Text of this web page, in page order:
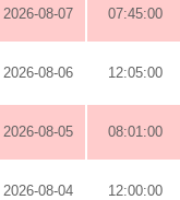
2026-08-07 07:45:00
2026-08-06 12:05:00
2026-08-05 08:01:00
2026-08-04 12:00:00